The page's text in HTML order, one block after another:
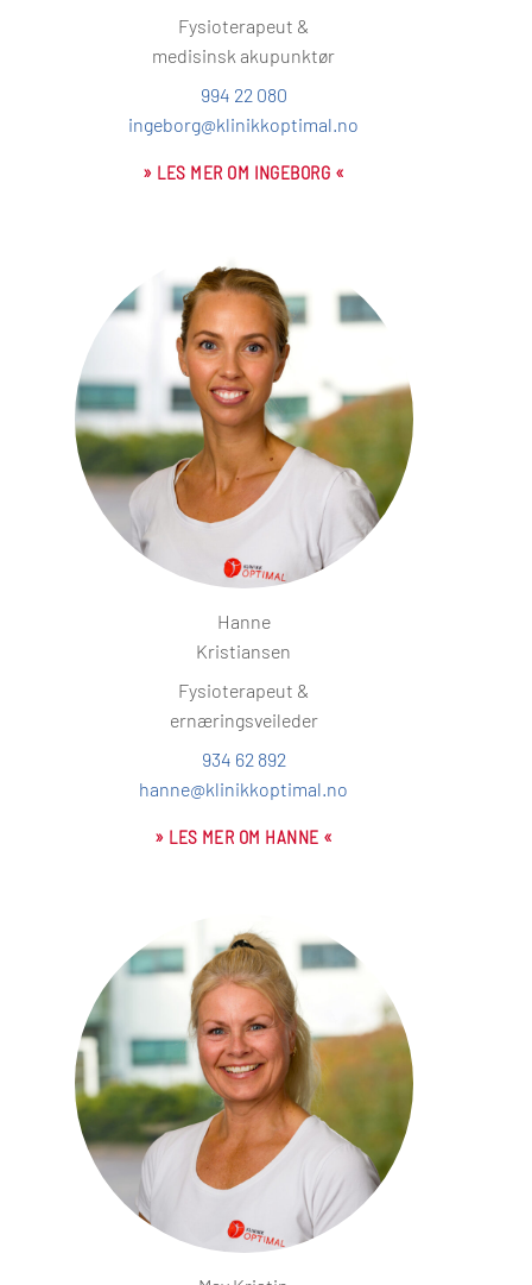
Fysioterapeut &
medisinsk akupunktør
994 22 080
ingeborg@klinikkoptimal.no
» LES MER OM INGEBORG «
Hanne
Kristiansen
Fysioterapeut &
ernæringsveileder
934 62 892
hanne@klinikkoptimal.no
» LES MER OM HANNE «